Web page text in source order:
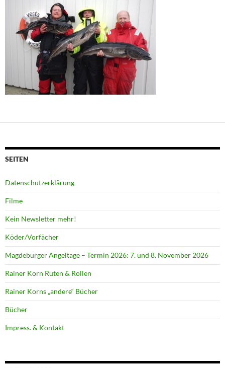
SEITEN
Datenschutzerklärung
Filme
Kein Newsletter mehr!
Köder/Vorfächer
Magdeburger Angeltage – Termin 2026: 7. und 8. November 2026
Rainer Korn Ruten & Rollen
Rainer Korns „andere“ Bücher
Bücher
Impress. & Kontakt